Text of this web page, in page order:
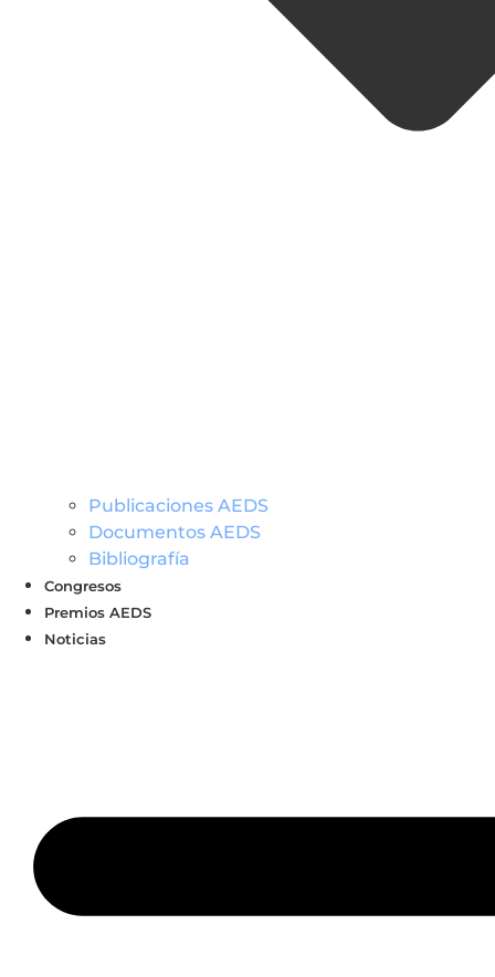
Publicaciones AEDS
Documentos AEDS
Bibliografía
Congresos
Premios AEDS
Noticias